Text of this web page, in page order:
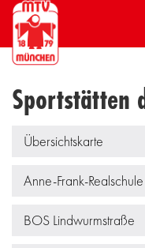
Sportstätten
Übersichtskarte
Anne-Frank-Realschule
BOS Lindwurmstraße